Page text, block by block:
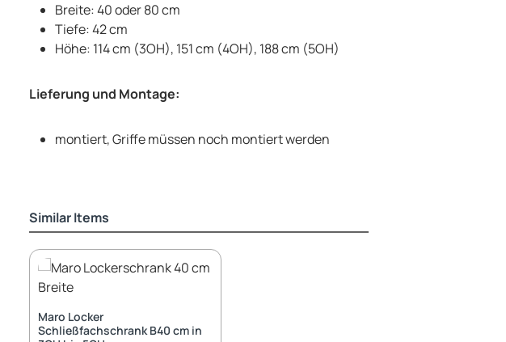
Breite: 40 oder 80 cm
Tiefe: 42 cm
Höhe: 114 cm (3OH), 151 cm (4OH), 188 cm (5OH)
Lieferung und Montage:
montiert, Griffe müssen noch montiert werden
Similar Items
Produktgalerie überspringen
Maro Locker
Schließfachschrank B40 cm in